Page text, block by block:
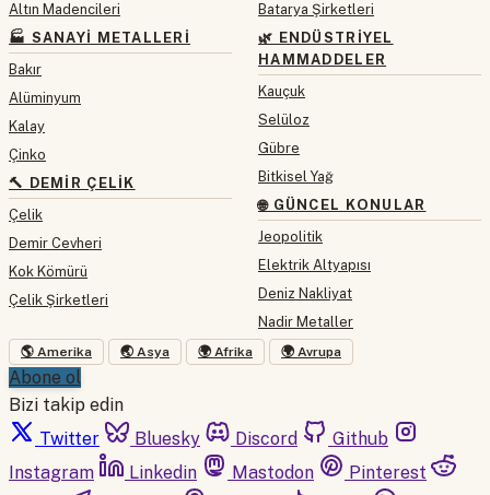
Altın Madencileri
🏭 SANAYI METALLERI
Bakır
Alüminyum
Kalay
Çinko
🔨 DEMIR ÇELIK
Çelik
Demir Cevheri
Kok Kömürü
Çelik Şirketleri
Batarya Şirketleri
🌿 ENDÜSTRIYEL
HAMMADDELER
Kauçuk
Selüloz
Gübre
Bitkisel Yağ
🌐 GÜNCEL KONULAR
Jeopolitik
Elektrik Altyapısı
Deniz Nakliyat
Nadir Metaller
🌎 Amerika 🌏 Asya 🌍 Afrika 🌍 Avrupa
Abone ol
Bizi takip edin
Twitter
Bluesky Discord
Github
Instagram
Linkedin Mastodon
Pinterest